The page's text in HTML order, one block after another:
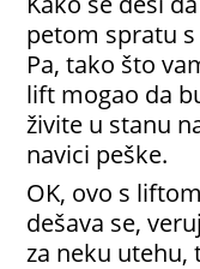
petom spratu
Pa, tako što
lift mogao da
živite u stanu
navici peške.
OK, ovo s
dešava se,
za neku